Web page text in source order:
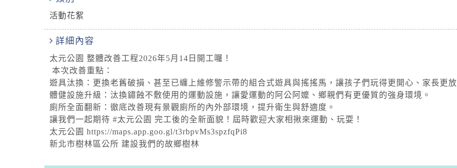
活動花絮
詳細內容
太元公園 整體改善工程2026年5月14日開工囉！
本次改善重點：
遊具汰換：更換老舊破損、甚至已纏上維修警示帶的組合式遊具與搖搖馬，讓孩子們玩得更開心、家長更
體健設施升級：汰換鏽蝕不敷使用的運動設施，讓愛運動的阿公阿嬤、鄉親們有更優質的強身環境。
廁所全面翻新：徹底改善現有景觀廁所的內外部環境，提升衛生與舒適度。
讓我們一起期待 #太元公園 完工後的全新面貌！屆時歡迎大家相揪來運動、玩耍！
太元公園 https://maps.app.goo.gl/t3rbpvMs3spzfqPi8
新北市樹林區公所 建設我們的故鄉樹林